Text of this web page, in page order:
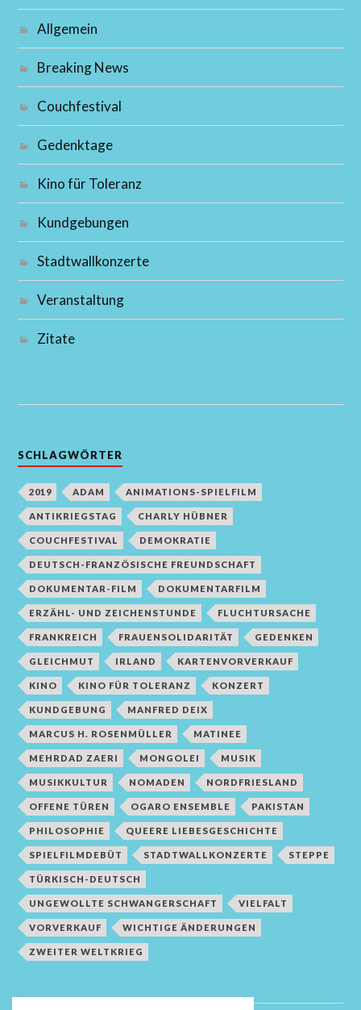
Allgemein
Breaking News
Couchfestival
Gedenktage
Kino für Toleranz
Kundgebungen
Stadtwallkonzerte
Veranstaltung
Zitate
SCHLAGWÖRTER
2019 ADAM ANIMATIONS-SPIELFILM
ANTIKRIEGSTAG CHARLY HÜBNER
COUCHFESTIVAL DEMOKRATIE
DEUTSCH-FRANZÖSISCHE FREUNDSCHAFT
DOKUMENTAR-FILM DOKUMENTARFILM
ERZÄHL- UND ZEICHENSTUNDE FLUCHTURSACHE
FRANKREICH FRAUENSOLIDARITÄT GEDENKEN
GLEICHMUT IRLAND KARTENVORVERKAUF
KINO KINO FÜR TOLERANZ KONZERT
KUNDGEBUNG MANFRED DEIX
MARCUS H. ROSENMÜLLER MATINEE
MEHRDAD ZAERI MONGOLEI MUSIK
MUSIKKULTUR NOMADEN NORDFRIESLAND
OFFENE TÜREN OGARO ENSEMBLE PAKISTAN
PHILOSOPHIE QUEERE LIEBESGESCHICHTE
SPIELFILMDEBÜT STADTWALLKONZERTE STEPPE
TÜRKISCH-DEUTSCH
UNGEWOLLTE SCHWANGERSCHAFT VIELFALT
VORVERKAUF WICHTIGE ÄNDERUNGEN
ZWEITER WELTKRIEG